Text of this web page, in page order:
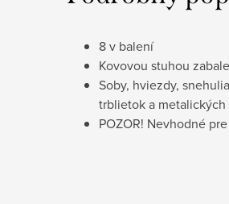
8 v balení
Kovovou stuhou
Soby, hviezdy,
trblietok a
POZOR! Nevhodné